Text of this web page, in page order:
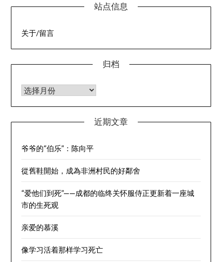
站点信息
关于/留言
归档
归档
近期文章
爷爷的“伯乐”：陈向平
從舊鞋開始，成為非洲村民的好鄰舍
“爱他们到死”——成都的临终关怀服侍正更新着一座城
市的生死观
亲爱的慕溪
像学习活着那样学习死亡